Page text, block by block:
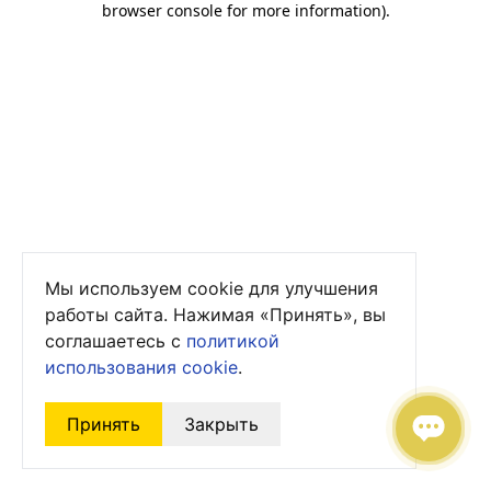
browser console for more information).
Мы используем cookie для улучшения
работы сайта. Нажимая «Принять», вы
соглашаетесь с политикой
использования cookie.
Принять Закрыть